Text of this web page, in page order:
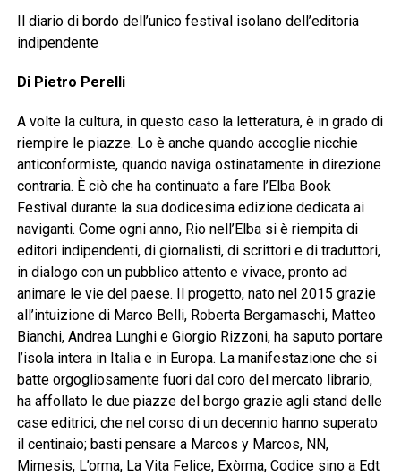
Il diario di bordo dell’unico festival isolano dell’editoria
indipendente
Di Pietro Perelli
A volte la cultura, in questo caso la letteratura, è in grado di
riempire le piazze. Lo è anche quando accoglie nicchie
anticonformiste, quando naviga ostinatamente in direzione
contraria. È ciò che ha continuato a fare l’Elba Book
Festival durante la sua dodicesima edizione dedicata ai
naviganti. Come ogni anno, Rio nell’Elba si è riempita di
editori indipendenti, di giornalisti, di scrittori e di traduttori,
in dialogo con un pubblico attento e vivace, pronto ad
animare le vie del paese. Il progetto, nato nel 2015 grazie
all’intuizione di Marco Belli, Roberta Bergamaschi, Matteo
Bianchi, Andrea Lunghi e Giorgio Rizzoni, ha saputo portare
l’isola intera in Italia e in Europa. La manifestazione che si
batte orgogliosamente fuori dal coro del mercato librario,
ha affollato le due piazze del borgo grazie agli stand delle
case editrici, che nel corso di un decennio hanno superato
il centinaio; basti pensare a Marcos y Marcos, NN,
Mimesis, L’orma, La Vita Felice, Exòrma, Codice sino a Edt